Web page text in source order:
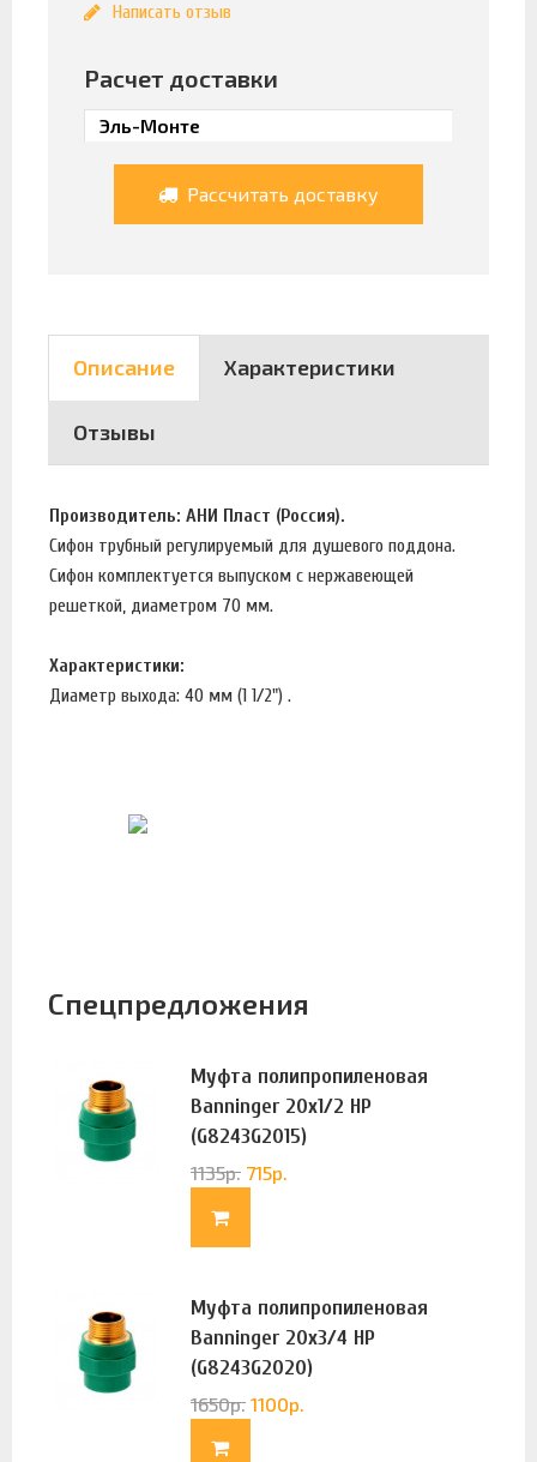
Написать отзыв
Расчет доставки
Рассчитать доставку
Описание Характеристики
Отзывы
Производитель: АНИ Пласт (Россия).
Сифон трубный регулируемый для душевого поддона.
Сифон комплектуется выпуском с нержавеющей
решеткой, диаметром 70 мм.
Характеристики:
Диаметр выхода: 40 мм (1 1/2") .
Спецпредложения
Муфта полипропиленовая
Banninger 20х1/2 НР
(G8243G2015)
1135р. 715р.
Муфта полипропиленовая
Banninger 20х3/4 НР
(G8243G2020)
1650р. 1100р.